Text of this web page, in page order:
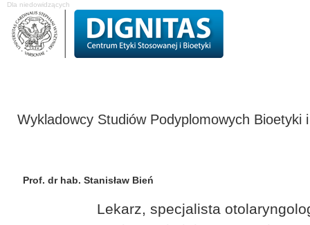
Dla niedowidzących
Wykladowcy Studiów Podyplomowych Bioetyki
Prof. dr hab. Stanisław Bień
Lekarz, specjalista